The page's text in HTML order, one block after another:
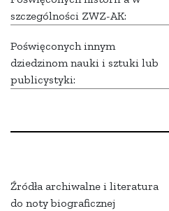
szczególności ZWZ-AK:
Poświęconych innym
dziedzinom nauki i sztuki lub
publicystyki:
Źródła archiwalne i literatura
do noty biograficznej